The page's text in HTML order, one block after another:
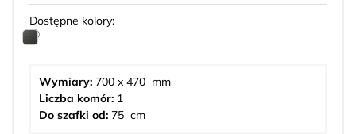
Dostępne kolory:
Wymiary: 700 x 470 mm
Liczba komór: 1
Do szafki od: 75 cm